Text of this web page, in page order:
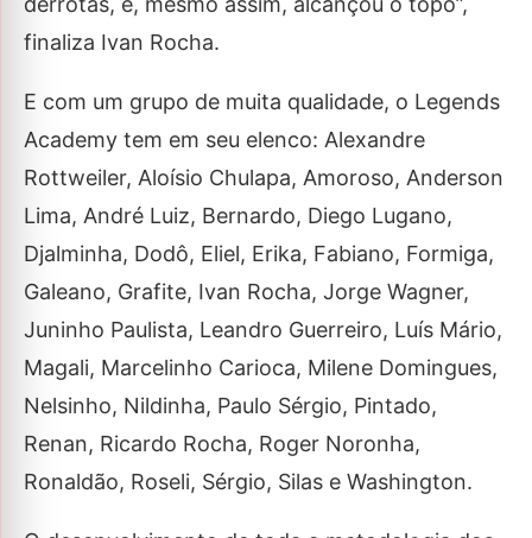
finaliza Ivan Rocha.
E com um grupo de muita qualidade, o Legends
Academy tem em seu elenco: Alexandre
Rottweiler, Aloísio Chulapa, Amoroso, Anderson
Lima, André Luiz, Bernardo, Diego Lugano,
Djalminha, Dodô, Eliel, Erika, Fabiano, Formiga,
Galeano, Grafite, Ivan Rocha, Jorge Wagner,
Juninho Paulista, Leandro Guerreiro, Luís Mário,
Magali, Marcelinho Carioca, Milene Domingues,
Nelsinho, Nildinha, Paulo Sérgio, Pintado,
Renan, Ricardo Rocha, Roger Noronha,
Ronaldão, Roseli, Sérgio, Silas e Washington.